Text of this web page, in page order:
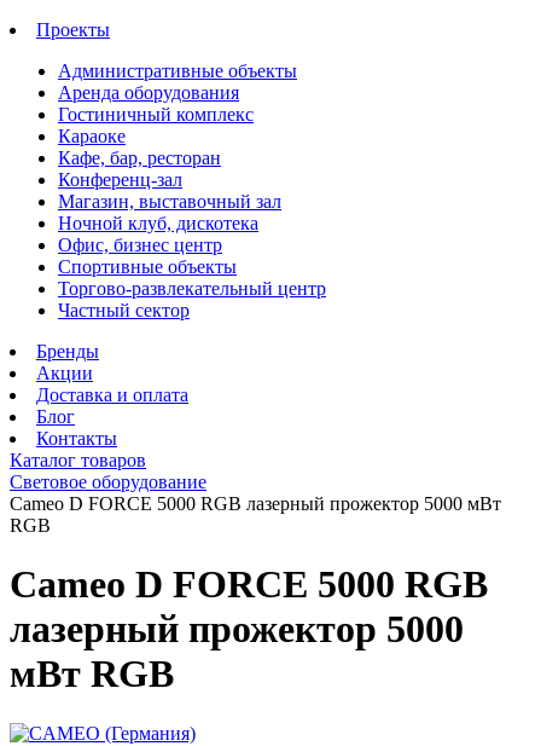
Проекты
Административные объекты
Аренда оборудования
Гостиничный комплекс
Караоке
Кафе, бар, ресторан
Конференц-зал
Магазин, выставочный зал
Ночной клуб, дискотека
Офис, бизнес центр
Спортивные объекты
Торгово-развлекательный центр
Частный сектор
Бренды
Акции
Доставка и оплата
Блог
Контакты
Каталог товаров
Световое оборудование
Cameo D FORCE 5000 RGB лазерный прожектор 5000 мВт
RGB
Cameo D FORCE 5000 RGB
лазерный прожектор 5000
мВт RGB